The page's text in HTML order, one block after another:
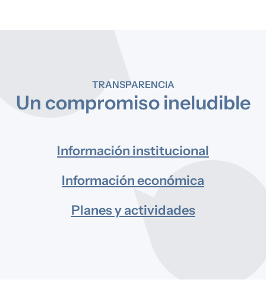
TRANSPARENCIA
Un compromiso ineludible
Información institucional
Información económica
Planes y actividades